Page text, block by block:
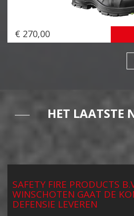
€ 270,00
HET LAATSTE
SAFETY FIRE PRODUCTS
WINSCHOTEN GAAT DE
DEFENSIE LEVEREN